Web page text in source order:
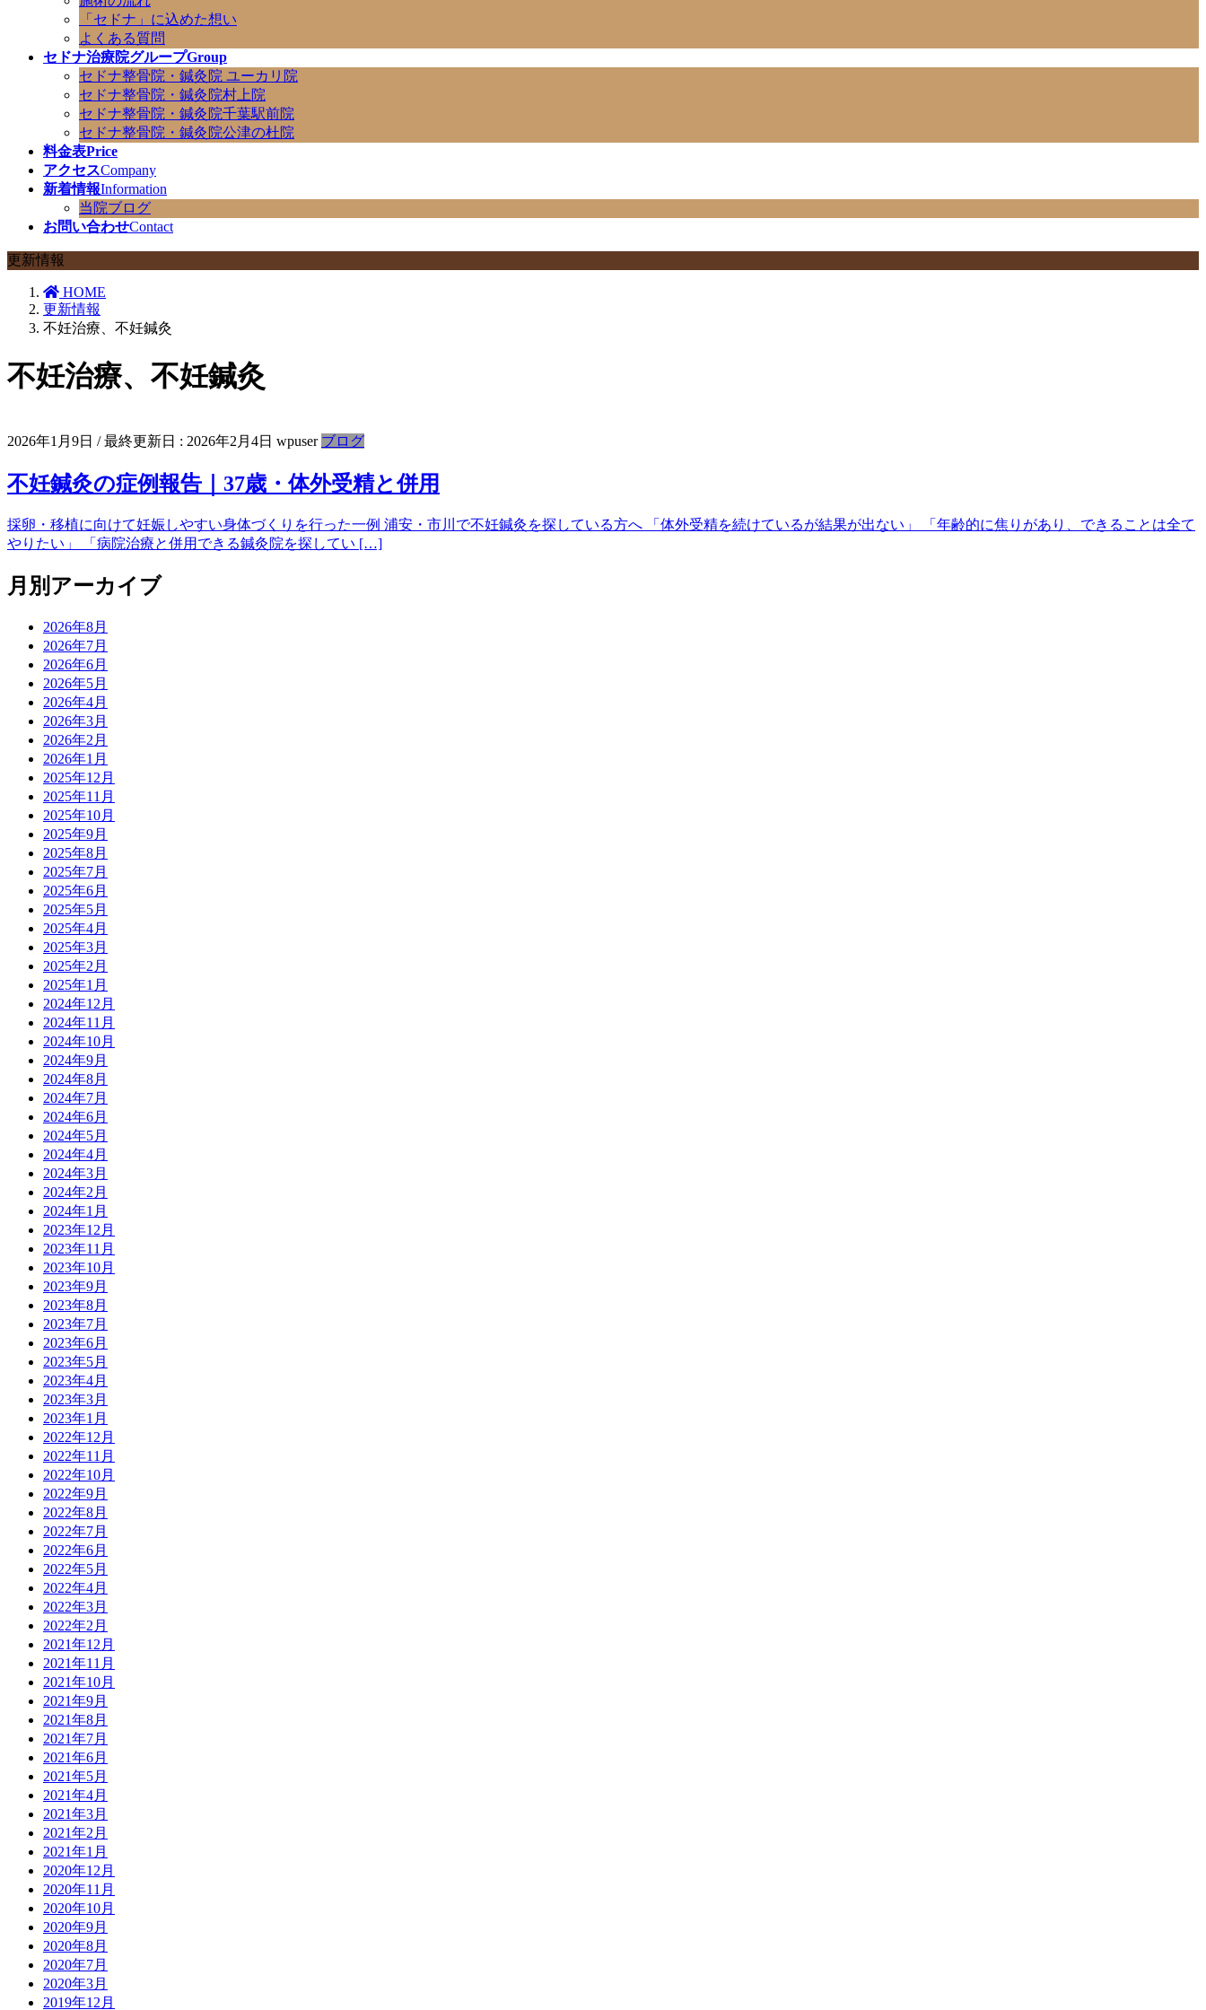
「セドナ」に込めた想い
よくある質問
セドナ治療院グループGroup
セドナ整骨院・鍼灸院 ユーカリ院
セドナ整骨院・鍼灸院村上院
セドナ整骨院・鍼灸院千葉駅前院
セドナ整骨院・鍼灸院公津の杜院
料金表Price
アクセスCompany
新着情報Information
当院ブログ
お問い合わせContact
更新情報
HOME
更新情報
不妊治療、不妊鍼灸
不妊治療、不妊鍼灸
2026年1月9日 / 最終更新日 : 2026年2月4日 wpuser ブログ
不妊鍼灸の症例報告｜37歳・体外受精と併用
採卵・移植に向けて妊娠しやすい身体づくりを行った一例 浦安・市川で不妊鍼灸を探している方へ 「体外受精を続けているが結果が出ない」 「年齢的に焦りがあり、できることは全て
やりたい」 「病院治療と併用できる鍼灸院を探してい […]
月別アーカイブ
2026年8月
2026年7月
2026年6月
2026年5月
2026年4月
2026年3月
2026年2月
2026年1月
2025年12月
2025年11月
2025年10月
2025年9月
2025年8月
2025年7月
2025年6月
2025年5月
2025年4月
2025年3月
2025年2月
2025年1月
2024年12月
2024年11月
2024年10月
2024年9月
2024年8月
2024年7月
2024年6月
2024年5月
2024年4月
2024年3月
2024年2月
2024年1月
2023年12月
2023年11月
2023年10月
2023年9月
2023年8月
2023年7月
2023年6月
2023年5月
2023年4月
2023年3月
2023年1月
2022年12月
2022年11月
2022年10月
2022年9月
2022年8月
2022年7月
2022年6月
2022年5月
2022年4月
2022年3月
2022年2月
2021年12月
2021年11月
2021年10月
2021年9月
2021年8月
2021年7月
2021年6月
2021年5月
2021年4月
2021年3月
2021年2月
2021年1月
2020年12月
2020年11月
2020年10月
2020年9月
2020年8月
2020年7月
2020年3月
2019年12月